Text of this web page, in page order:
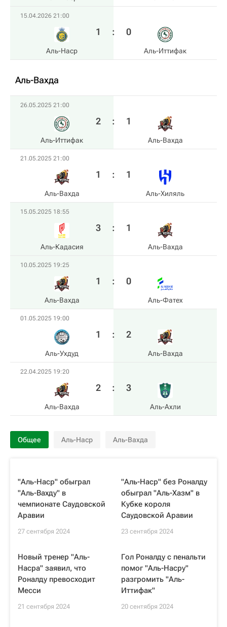
15.04.2026 21:00
Аль-Наср
1 : 0
Аль-Иттифак
Аль-Вахда
26.05.2025 21:00
Аль-Иттифак
2 : 1
Аль-Вахда
21.05.2025 21:00
Аль-Вахда
1 : 1
Аль-Хиляль
15.05.2025 18:55
Аль-Кадасия
3 : 1
Аль-Вахда
10.05.2025 19:25
Аль-Вахда
1 : 0
Аль-Фатех
01.05.2025 19:00
Аль-Ухдуд
1 : 2
Аль-Вахда
22.04.2025 19:20
Аль-Вахда
2 : 3
Аль-Ахли
Общее Аль-Наср Аль-Вахда
"Аль-Наср" обыграл
"Аль-Вахду" в
чемпионате Саудовской
Аравии
27 сентября 2024
"Аль-Наср" без Роналду
обыграл "Аль-Хазм" в
Кубке короля
Саудовской Аравии
23 сентября 2024
Новый тренер "Аль-
Насра" заявил, что
Роналду превосходит
Месси
21 сентября 2024
Гол Роналду с пенальти
помог "Аль-Насру"
разгромить "Аль-
Иттифак"
20 сентября 2024